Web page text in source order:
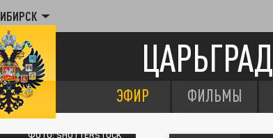
ЦАРЬГРАД
ЭФИР ФИЛЬМЫ
ФОТО: SHUTTERSTOCK